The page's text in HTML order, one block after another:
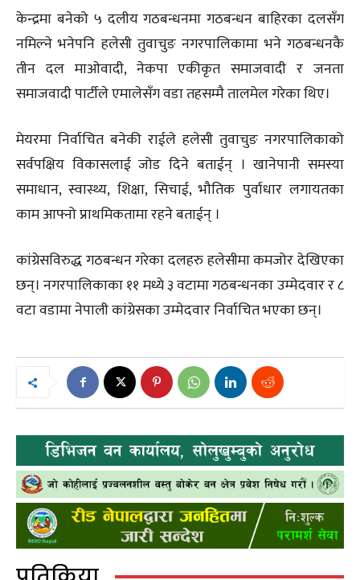
केन्द्रमा बनेको ५ दलीय गठबन्धनमा गठबन्धन बाहिरका दलसँग
नमिल्ने भनेपनि हलेसी तुवाचुङ नगरपालिकामा भने गठबन्धनकै
तीन दल माओवादी, नेकपा एकीकृत समाजवादी र जनता
समाजवादी पार्टीले एमालेसँग वडा तहसम्मै तालमेल गरेका थिए।
मेयरमा निर्वाचित बनेकी राईले हलेसी तुवाचुङ नगरपालिकाको
सर्वपक्षिय विकासलाई जोड दिने बताईन् । खानेपानी समस्या
समाधान, स्वास्थ्य, शिक्षा, सिचाई, भौतिक पुर्वाधार लगायतका
काम आफ्नो प्राथमिकतामा रहने बताईन् ।
कांग्रेसविरुद्ध गठबन्धन गरेका दलहरु हलेसीमा कमजोर देखिएका
छन्। नगरपालिकाका ११ मध्ये ३ वटामा गठबन्धनका उम्मेदवार र ८
वटा वडामा नेपाली कांग्रेसका उम्मेदवार निर्वाचित भएका छन्।